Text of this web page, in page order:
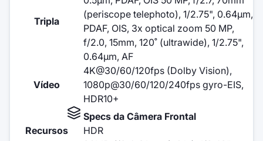
Tripla
(periscope telephoto), 1/2.75", 0.64µm,
PDAF, OIS, 3x optical zoom 50 MP,
f/2.0, 15mm, 120˚ (ultrawide), 1/2.75",
0.64µm, AF
Vídeo
4K@30/60/120fps (Dolby Vision),
1080p@30/60/120/240fps gyro-EIS,
HDR10+
Specs da Câmera Frontal
Recursos
HDR